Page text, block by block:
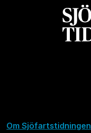
Om Sjöfartstidningen